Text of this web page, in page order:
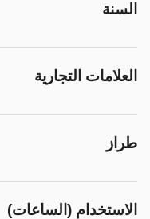
السنة
العلامات التجارية
طراز
الاستخدام (الساعات)